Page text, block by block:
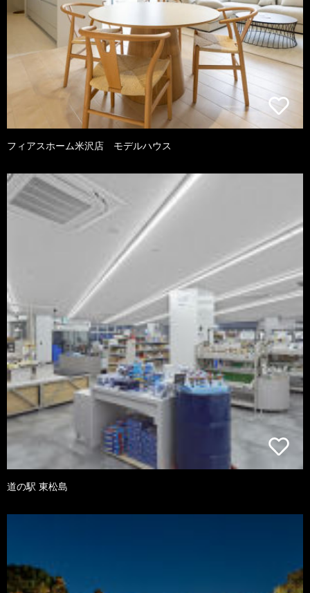
フィアスホーム米沢店 モデルハウス
道の駅 東松島